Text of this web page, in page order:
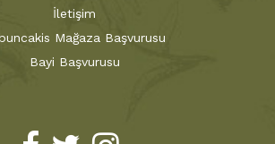
İletişim
Mağaza Başvurusu
Bayi Başvurusu